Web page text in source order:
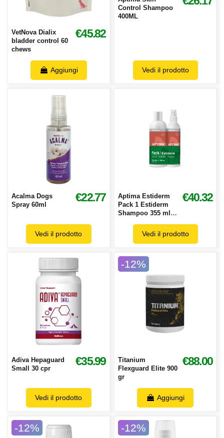
VetNova Dialix
bladder control 60
chews
€45.82
Aggiungi
Control Shampoo
400ML
Vedi il prodotto
Acalma Dogs
Spray 60ml
€22.77
Vedi il prodotto
Aptima Estiderm
Pack 1 Estiderm
Shampoo 355 ml +
€40.32
Vedi il prodotto
Adiva Hepaguard
Small 30 cpr
€35.99
Vedi il prodotto
-12%
Titanium
Flexguard Elite 900
gr
€88.00
Aggiungi
-12% -12%